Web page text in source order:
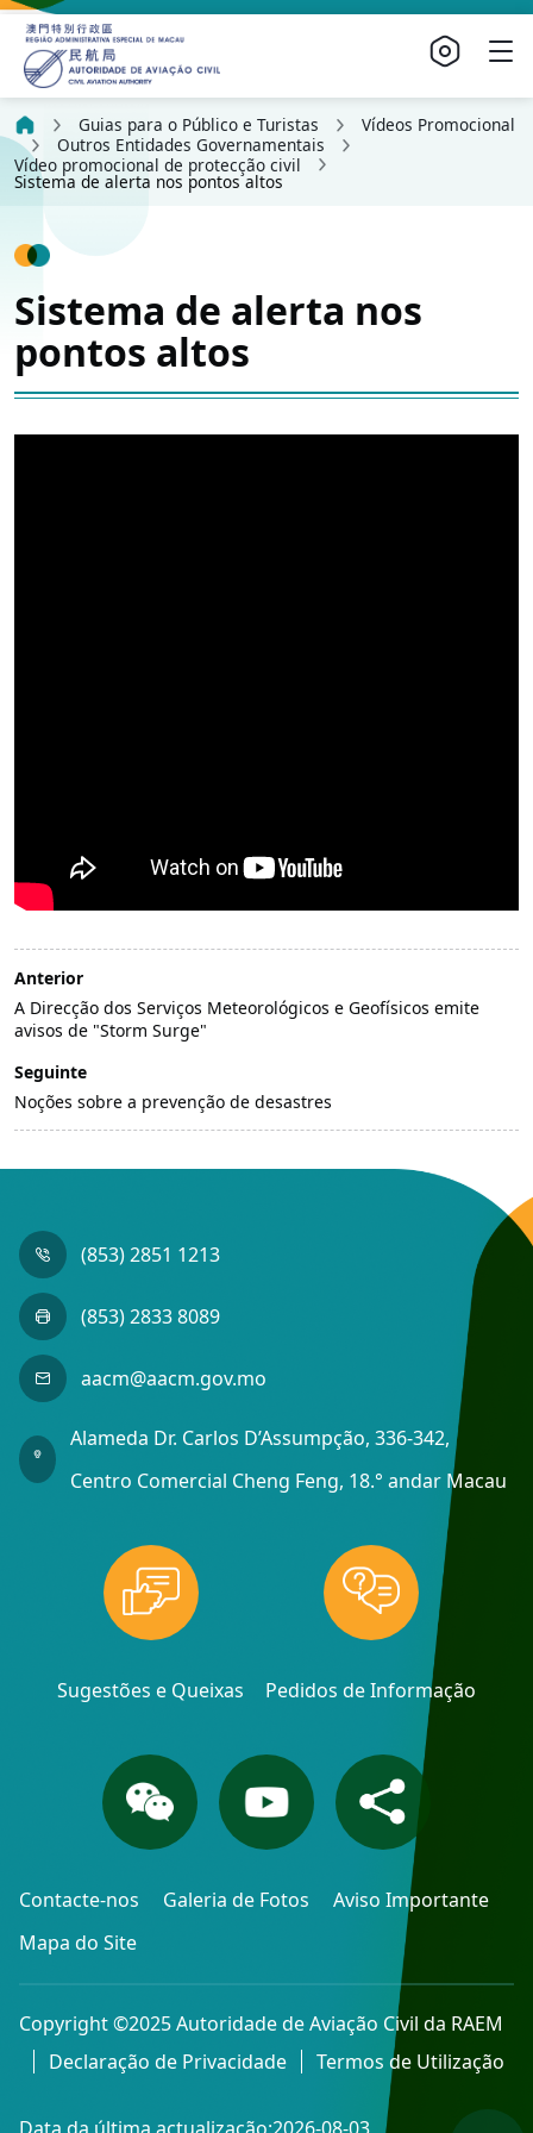
Guias para o Público e Turistas
Vídeos Promocional
Outros Entidades Governamentais
Vídeo promocional de protecção civil
Sistema de alerta nos pontos altos
Sistema de alerta nos
pontos altos
Anterior
A Direcção dos Serviços Meteorológicos e Geofísicos emite
avisos de "Storm Surge"
Seguinte
Noções sobre a prevenção de desastres
(853) 2851 1213
(853) 2833 8089
aacm@aacm.gov.mo
Alameda Dr. Carlos D’Assumpção, 336-342,
Centro Comercial Cheng Feng, 18.° andar Macau
Sugestões e Queixas Pedidos de Informação
Contacte-nos Galeria de Fotos
Aviso Importante
Mapa do Site
Copyright ©2025 Autoridade de Aviação Civil da RAEM
Declaração de Privacidade
Termos de Utilização